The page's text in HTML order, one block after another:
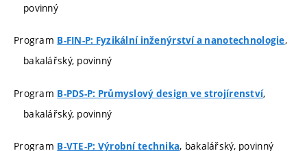
povinný
Program B-FIN-P: Fyzikální inženýrství a nanotechnologie,
bakalářský, povinný
Program B-PDS-P: Průmyslový design ve strojírenství,
bakalářský, povinný
Program B-VTE-P: Výrobní technika, bakalářský, povinný